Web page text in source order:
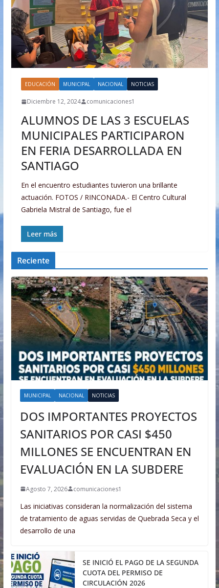
EDUCACIÓN MUNICIPAL NACIONAL NOTICIAS
Diciembre 12, 2024 comunicaciones1
ALUMNOS DE LAS 3 ESCUELAS
MUNICIPALES PARTICIPARON
EN FERIA DESARROLLADA EN
SANTIAGO
En el encuentro estudiantes tuvieron una brillante
actuación. FOTOS / RINCONADA.- El Centro Cultural
Gabriela Mistral de Santiago, fue el
Leer más
Reciente
MUNICIPAL NACIONAL NOTICIAS
DOS IMPORTANTES PROYECTOS
SANITARIOS POR CASI $450
MILLONES SE ENCUENTRAN EN
EVALUACIÓN EN LA SUBDERE
Agosto 7, 2026 comunicaciones1
Las iniciativas consideran la normalización del sistema
de tratamiento de aguas servidas de Quebrada Seca y el
desarrollo de una
SE INICIÓ EL PAGO DE LA SEGUNDA
CUOTA DEL PERMISO DE
CIRCULACIÓN 2026